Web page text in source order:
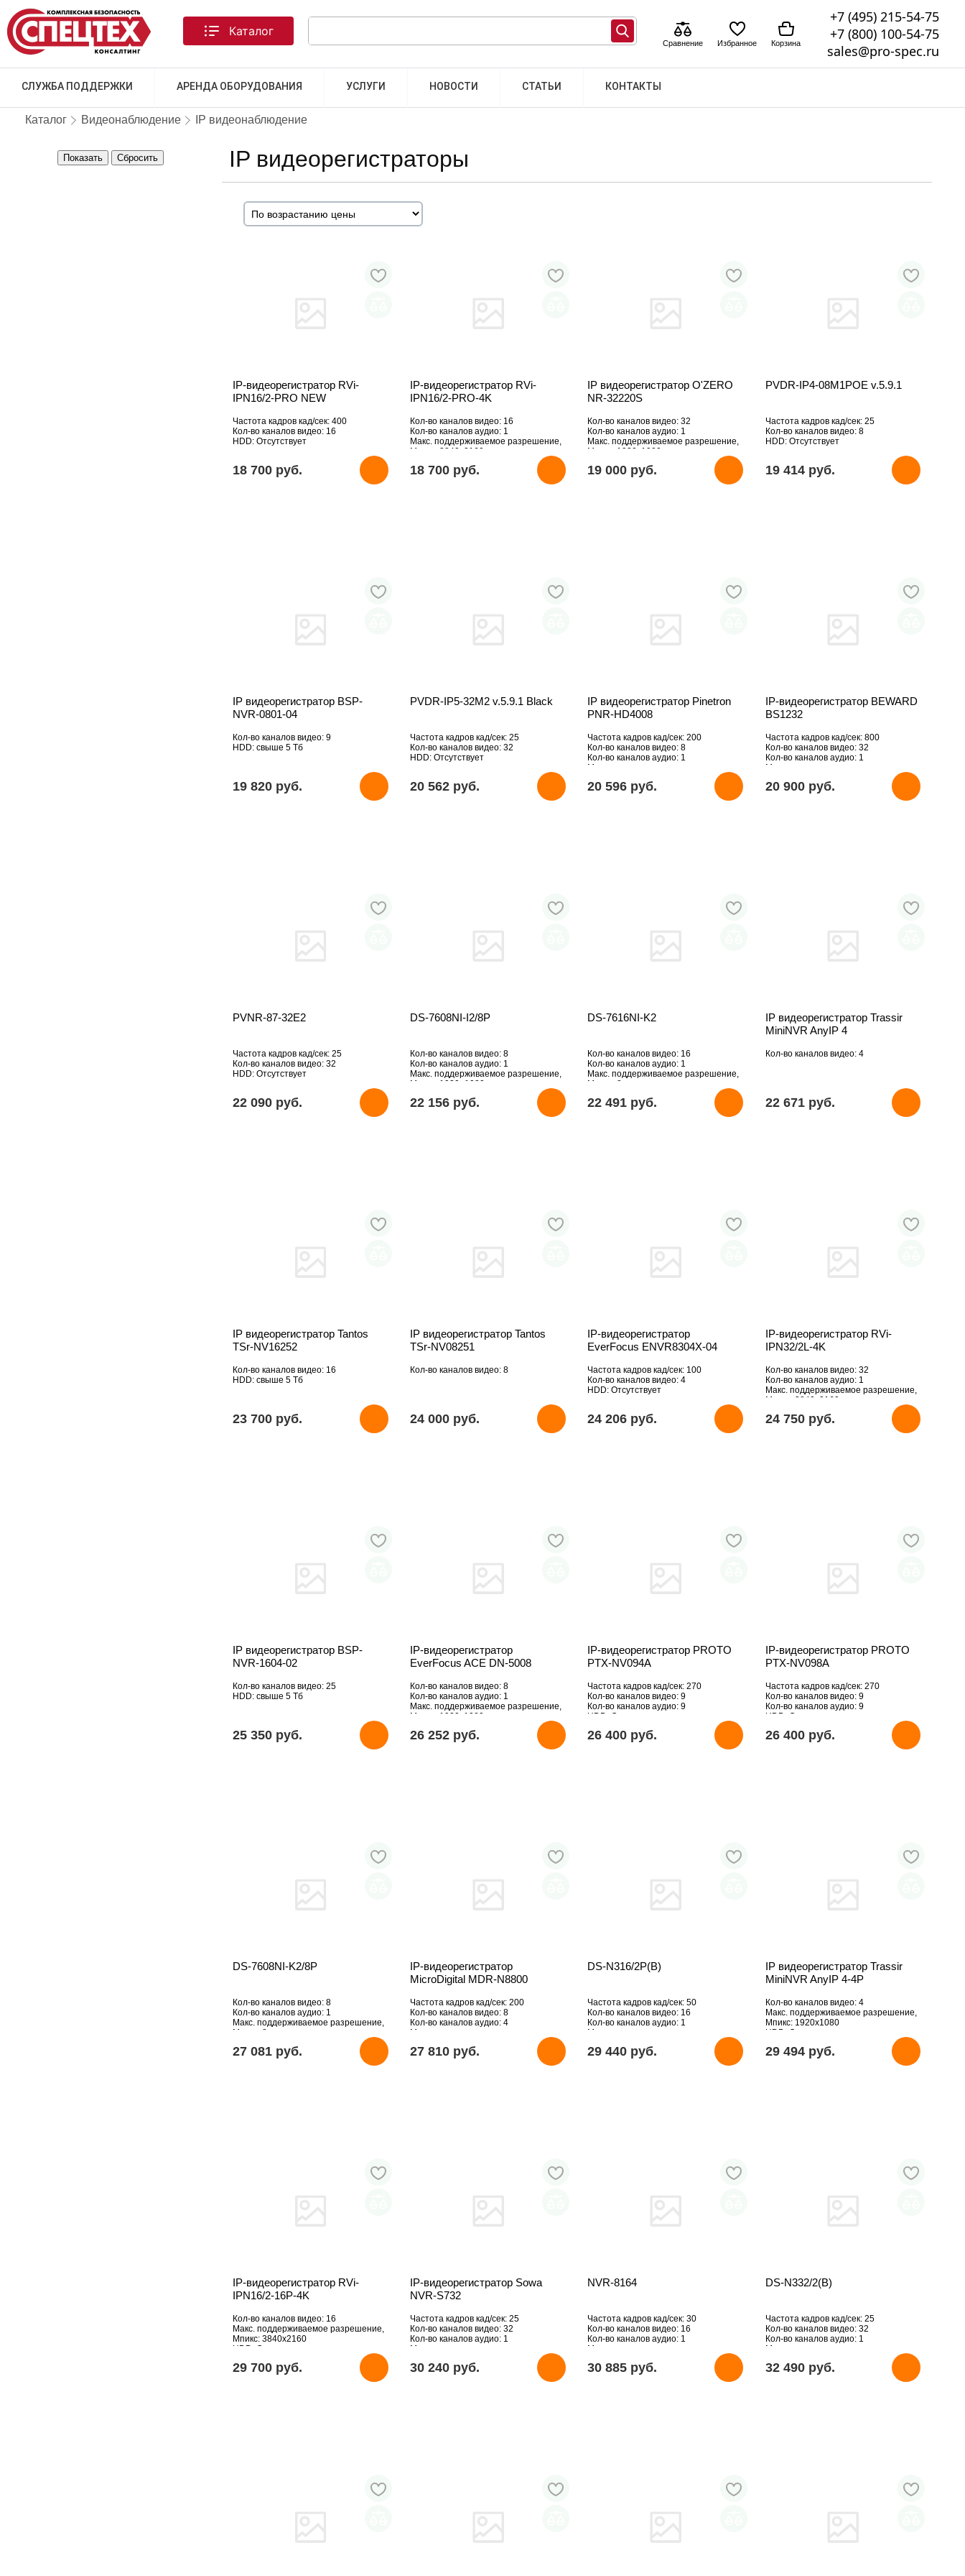
СЛУЖБА ПОДДЕРЖКИ АРЕНДА ОБОРУДОВАНИЯ УСЛУГИ НОВОСТИ СТАТЬИ КОНТАКТЫ
Каталог
Сравнение Избранное Корзина
+7 (495) 215-54-75
+7 (800) 100-54-75
sales@pro-spec.ru
Каталог Видеонаблюдение IP видеонаблюдение
Показать Сбросить IP видеорегистраторы
IP-видеорегистратор RVi-
IPN16/2-PRO NEW
Частота кадров кад/сек: 400
Кол-во каналов видео: 16
HDD: Отсутствует
18 700 pуб.
IP-видеорегистратор RVi-
IPN16/2-PRO-4K
Кол-во каналов видео: 16
Кол-во каналов аудио: 1
Макс. поддерживаемое разрешение,
Мпикс: 3840x2160
18 700 pуб.
IP видеорегистратор O'ZERO
NR-32220S
Кол-во каналов видео: 32
Кол-во каналов аудио: 1
Макс. поддерживаемое разрешение,
Мпикс: 1920x1080
19 000 pуб.
PVDR-IP4-08M1POE v.5.9.1
Частота кадров кад/сек: 25
Кол-во каналов видео: 8
HDD: Отсутствует
19 414 pуб.
IP видеорегистратор BSP-
NVR-0801-04
Кол-во каналов видео: 9
HDD: свыше 5 Тб
19 820 pуб.
PVDR-IP5-32M2 v.5.9.1 Black
Частота кадров кад/сек: 25
Кол-во каналов видео: 32
HDD: Отсутствует
20 562 pуб.
IP видеорегистратор Pinetron
PNR-HD4008
Частота кадров кад/сек: 200
Кол-во каналов видео: 8
Кол-во каналов аудио: 1
Макс. поддерживаемое разрешение,
20 596 pуб.
IP-видеорегистратор BEWARD
BS1232
Частота кадров кад/сек: 800
Кол-во каналов видео: 32
Кол-во каналов аудио: 1
Макс. поддерживаемое разрешение,
20 900 pуб.
PVNR-87-32E2
Частота кадров кад/сек: 25
Кол-во каналов видео: 32
HDD: Отсутствует
22 090 pуб.
DS-7608NI-I2/8P
Кол-во каналов видео: 8
Кол-во каналов аудио: 1
Макс. поддерживаемое разрешение,
Мпикс: 1920×1080
22 156 pуб.
DS-7616NI-K2
Кол-во каналов видео: 16
Кол-во каналов аудио: 1
Макс. поддерживаемое разрешение,
Мпикс: 8
22 491 pуб.
IP видеорегистратор Trassir
MiniNVR AnyIP 4
Кол-во каналов видео: 4
22 671 pуб.
IP видеорегистратор Tantos
TSr-NV16252
Кол-во каналов видео: 16
HDD: свыше 5 Тб
23 700 pуб.
IP видеорегистратор Tantos
TSr-NV08251
Кол-во каналов видео: 8
24 000 pуб.
IP-видеорегистратор
EverFocus ENVR8304X-04
Частота кадров кад/сек: 100
Кол-во каналов видео: 4
HDD: Отсутствует
24 206 pуб.
IP-видеорегистратор RVi-
IPN32/2L-4K
Кол-во каналов видео: 32
Кол-во каналов аудио: 1
Макс. поддерживаемое разрешение,
Мпикс: 3840x2160
24 750 pуб.
IP видеорегистратор BSP-
NVR-1604-02
Кол-во каналов видео: 25
HDD: свыше 5 Тб
25 350 pуб.
IP-видеорегистратор
EverFocus ACE DN-5008
Кол-во каналов видео: 8
Кол-во каналов аудио: 1
Макс. поддерживаемое разрешение,
Мпикс: 1920х1080
26 252 pуб.
IP-видеорегистратор PROTO
PTX-NV094A
Частота кадров кад/сек: 270
Кол-во каналов видео: 9
Кол-во каналов аудио: 9
HDD: Отсутствует
26 400 pуб.
IP-видеорегистратор PROTO
PTX-NV098A
Частота кадров кад/сек: 270
Кол-во каналов видео: 9
Кол-во каналов аудио: 9
HDD: Отсутствует
26 400 pуб.
DS-7608NI-K2/8P
Кол-во каналов видео: 8
Кол-во каналов аудио: 1
Макс. поддерживаемое разрешение,
Мпикс: 8
27 081 pуб.
IP-видеорегистратор
MicroDigital MDR-N8800
Частота кадров кад/сек: 200
Кол-во каналов видео: 8
Кол-во каналов аудио: 4
Макс. поддерживаемое разрешение,
27 810 pуб.
DS-N316/2P(B)
Частота кадров кад/сек: 50
Кол-во каналов видео: 16
Кол-во каналов аудио: 1
Макс. поддерживаемое разрешение,
HDD: Отсутствует
29 440 pуб.
IP видеорегистратор Trassir
MiniNVR AnyIP 4-4P
Кол-во каналов видео: 4
Макс. поддерживаемое разрешение,
Мпикс: 1920х1080
HDD: Отсутствует
29 494 pуб.
IP-видеорегистратор RVi-
IPN16/2-16P-4K
Кол-во каналов видео: 16
Макс. поддерживаемое разрешение,
Мпикс: 3840x2160
HDD: Отсутствует
29 700 pуб.
IP-видеорегистратор Sowa
NVR-S732
Частота кадров кад/сек: 25
Кол-во каналов видео: 32
Кол-во каналов аудио: 1
Макс. поддерживаемое разрешение,
HDD: Отсутствует
30 240 pуб.
NVR-8164
Частота кадров кад/сек: 30
Кол-во каналов видео: 16
Кол-во каналов аудио: 1
Макс. поддерживаемое разрешение,
HDD: Отсутствует
30 885 pуб.
DS-N332/2(B)
Частота кадров кад/сек: 25
Кол-во каналов видео: 32
Кол-во каналов аудио: 1
Макс. поддерживаемое разрешение,
HDD: Отсутствует
32 490 pуб.